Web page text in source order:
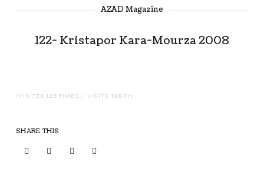
AZAD Magazine
122- Kristapor Kara-Mourza 2008
(VISITED 129 TIMES, 1 VISITS TODAY)
SHARE THIS